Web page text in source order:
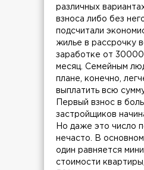
различных
взноса либо без
подсчитали
жилье в рассрочку
заработке от 30000
месяц. Семейным
плане, конечно,
выплатить всю
Первый взнос в
застройщиков
Но даже это число
нечасто. В
один равняется
стоимости